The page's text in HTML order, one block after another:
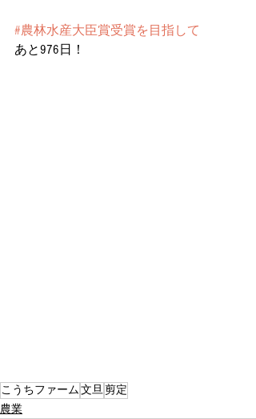
#農林水産大臣賞受賞を目指して
あと976日！
こうちファーム文旦剪定
農業